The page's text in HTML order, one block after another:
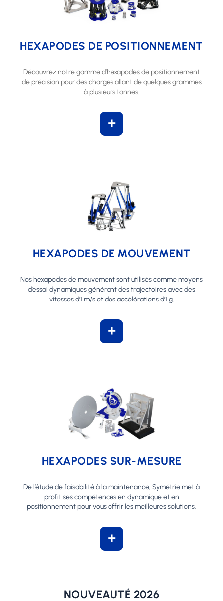
HEXAPODES DE POSITIONNEMENT
Découvrez notre gamme d’hexapodes de positionnement
de précision pour des charges allant de quelques grammes
à plusieurs tonnes.
+
HEXAPODES DE MOUVEMENT
Nos hexapodes de mouvement sont utilisés comme moyens
d’essai dynamiques générant des trajectoires avec des
vitesses d’1 m/s et des accélérations d’1 g.
+
HEXAPODES SUR-MESURE
De l’étude de faisabilité à la maintenance, Symétrie met à
profit ses compétences en dynamique et en
positionnement pour vous offrir les meilleures solutions.
+
NOUVEAUTÉ 2026